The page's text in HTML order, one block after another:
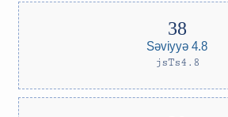
Səviyyə 4.8
jsTs4.8